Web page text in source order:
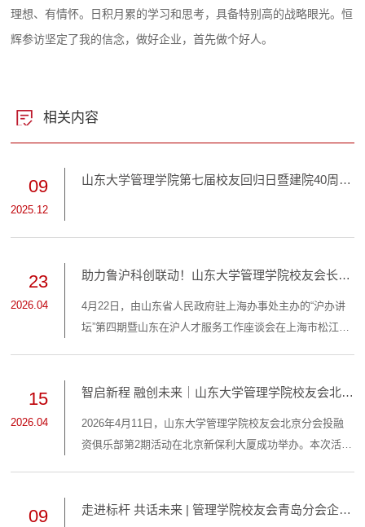
理想、有情怀。日积月累的学习和思考，具备特别高的战略眼光。恒
辉参访坚定了我的信念，做好企业，首先做个好人。
相关内容
09
2025.12
山东大学管理学院第七届校友回归日暨建院40周年
23
2026.04
助力鲁沪科创联动！山东大学管理学院校友会长三
角分会受邀参加山东在沪人才服务工作座谈会
4月22日，由山东省人民政府驻上海办事处主办的“沪办讲
坛”第四期暨山东在沪人才服务工作座谈会在上海市松江区
聚山东十六地市驻沪机构负责人、在沪专家博士团成员、
15
2026.04
智启新程 融创未来｜山东大学管理学院校友会北京
分会举办投融资俱乐部AI主题活动
2026年4月11日，山东大学管理学院校友会北京分会投融
资俱乐部第2期活动在北京新保利大厦成功举办。本次活动
业、资本市场路径等热点议题，共话技术创新与产业融合
09
走进标杆 共话未来 | 管理学院校友会青岛分会企业